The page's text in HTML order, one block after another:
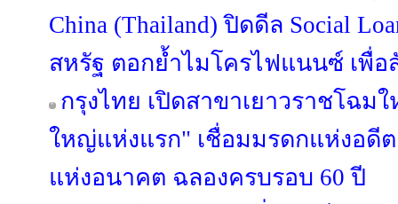
China (Thailand) ปิดดีล Social
สหรัฐ ตอกย้ำไมโครไฟแนนซ์ เพื่
กรุงไทย เปิดสาขาเยาวราชโฉ
ใหญ่แห่งแรก" เชื่อมมรดกแห่งอดี
แห่งอนาคต ฉลองครบรอบ 60 ปี